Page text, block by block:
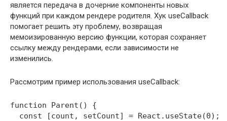
является передача в дочерние компоненты новых
функций при каждом рендере родителя. Хук useCallback
помогает решить эту проблему, возвращая
мемоизированную версию функции, которая сохраняет
ссылку между рендерами, если зависимости не
изменились.
Рассмотрим пример использования useCallback:
function Parent() {
  const [count, setCount] = React.useState(0);